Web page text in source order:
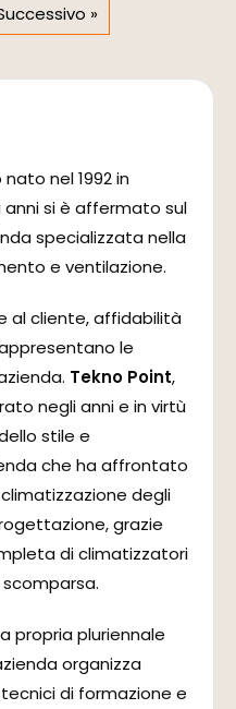
»
nel 1992 in
anni si è affermato sul
specializzata nella
e ventilazione.
al cliente, affidabilità
le
Tekno Point,
negli anni e in virtù
stile e
che ha affrontato
degli
grazie
di climatizzatori
propria pluriennale
organizza
di formazione e